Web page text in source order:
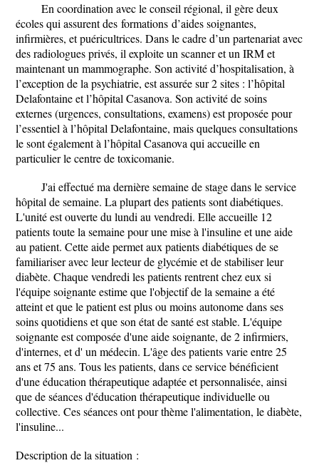
En coordination avec le conseil régional, il gère deux
écoles qui assurent des formations d’aides soignantes,
infirmières, et puéricultrices. Dans le cadre d’un partenariat avec
des radiologues privés, il exploite un scanner et un IRM et
maintenant un mammographe. Son activité d’hospitalisation, à
l’exception de la psychiatrie, est assurée sur 2 sites : l’hôpital
Delafontaine et l’hôpital Casanova. Son activité de soins
externes (urgences, consultations, examens) est proposée pour
l’essentiel à l’hôpital Delafontaine, mais quelques consultations
le sont également à l’hôpital Casanova qui accueille en
particulier le centre de toxicomanie.
J'ai effectué ma dernière semaine de stage dans le service
hôpital de semaine. La plupart des patients sont diabétiques.
L'unité est ouverte du lundi au vendredi. Elle accueille 12
patients toute la semaine pour une mise à l'insuline et une aide
au patient. Cette aide permet aux patients diabétiques de se
familiariser avec leur lecteur de glycémie et de stabiliser leur
diabète. Chaque vendredi les patients rentrent chez eux si
l'équipe soignante estime que l'objectif de la semaine a été
atteint et que le patient est plus ou moins autonome dans ses
soins quotidiens et que son état de santé est stable. L'équipe
soignante est composée d'une aide soignante, de 2 infirmiers,
d'internes, et d' un médecin. L'âge des patients varie entre 25
ans et 75 ans. Tous les patients, dans ce service bénéficient
d'une éducation thérapeutique adaptée et personnalisée, ainsi
que de séances d'éducation thérapeutique individuelle ou
collective. Ces séances ont pour thème l'alimentation, le diabète,
l'insuline...
Description de la situation :